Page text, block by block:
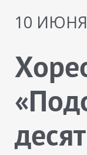
10 ИЮНЯ